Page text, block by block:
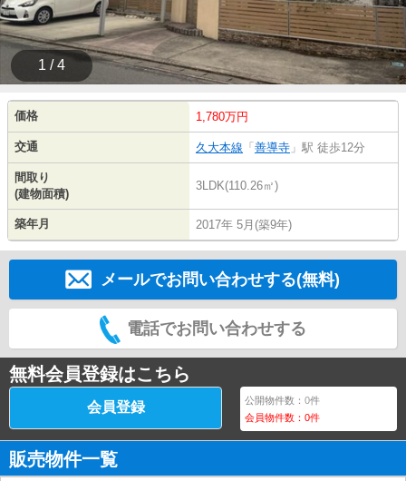
1 / 4
価格 1,780万円
交通 久大本線 「 善導寺 」駅 徒歩12分
間取り
(建物面積)
3LDK(110.26㎡)
築年月 2017年 5月(築9年)
メールでお問い合わせする(無料)
電話でお問い合わせする
無料会員登録はこちら
会員登録 公開物件数：0件
会員物件数：0件
販売物件一覧